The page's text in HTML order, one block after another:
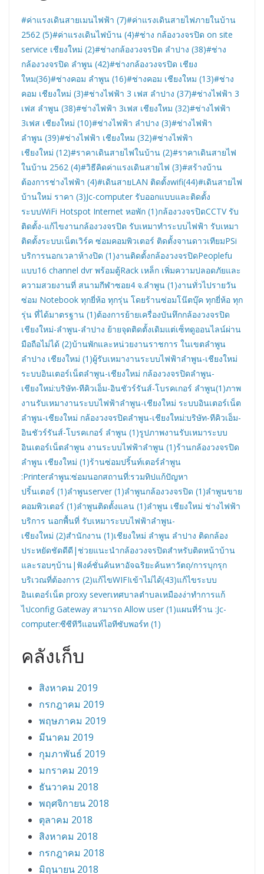
#ค่าแรงเดินสายเมนไฟฟ้า (7)#ค่าแรงเดินสายไฟภายในบ้าน
2562 (5)#ค่าแรงเดินไฟบ้าน (4)#ช่าง กล้องวงจรปิด on site
service เชียงใหม่ (2)#ช่างกล้องวงจรปิด ลำปาง (38)#ช่าง
กล้องวงจรปิด ลำพูน (42)#ช่างกล้องวงจรปิด เชียง
ใหม(36)#ช่างคอม ลำพูน (16)#ช่างคอม เชียงใหม (13)#ช่าง
คอม เชียงใหม่ (3)#ช่างไฟฟ้า 3 เฟส ลำปาง (37)#ช่างไฟฟ้า 3
เฟส ลำพูน (38)#ช่างไฟฟ้า 3เฟส เชียงใหม (32)#ช่างไฟฟ้า
3เฟส เชียงใหม่ (10)#ช่างไฟฟ้า ลำปาง (3)#ช่างไฟฟ้า
ลำพูน (39)#ช่างไฟฟ้า เชียงใหม (32)#ช่างไฟฟ้า
เชียงใหม่ (12)#ราคาเดินสายไฟในบ้าน (2)#ราคาเดินสายไฟ
ในบ้าน 2562 (4)#วิธีคิดค่าแรงเดินสายไฟ (3)#สร้างบ้าน
ต้องการช่างไฟฟ้า (4)#เดินสายLAN ติดตั้งwifi(44)#เดินสายไฟ
บ้านใหม่ ราคา (3)Jc-computer รับออกแบบและติดตั้ง
ระบบWiFi Hotspot Internet หอพัก (1)กล้องวงจรปิดCCTV รับ
ติดตั้ง-แก้ไขงานกล้องวงจรปิด รับเหมาทำระบบไฟฟ้า รับเหมา
ติดตั้งระบบเน็ตเวิร์ค ซ่อมคอมพิวเตอร์ ติดตั้งจานดาวเทียมPSi
บริการนอกเวลาห้างปิด (1)งานติดตั้งกล้องวงจรปิดPeoplefu
แบบ16 channel dvr พร้อมตู้Rack เหล็ก เพิ่มความปลอดภัยและ
ความสวยงานที่ สนามกีฬาซอย4 จ.ลำพูน (1)งานทั่วไปรายวัน
ซ่อม Notebook ทุกยี่ห้อ ทุกรุ่น โดยร้านซ่อมโน๊ตบุ๊ค ทุกยี่ห้อ ทุก
รุ่น ที่ได้มาตรฐาน (1)ต้องการย้ายเครื่องบันทึกกล้องวงจรปิด
เชียงใหม่-ลำพูน-ลำปาง ย้ายจุดติดตั้งเดิมแต่เซ็ทดูออนไลน์ผ่าน
มือถือไม่ได้ (2)บ้านพักและหน่วยงานราชการ ในเขตลำพูน
ลำปาง เชียงใหม่ (1)ผู้รับเหมางานระบบไฟฟ้าลำพูน-เชียงใหม่
ระบบอินเตอร์เน็ตลำพูน-เชียงใหม่ กล้องวงจรปิดลำพูน-
เชียงใหม่:บริษัท-ทีคิวเอ็ม-อินชัวร์รันส์-โบรคเกอร์ ลำพูน(1)ภาพ
งานรับเหมางานระบบไฟฟ้าลำพูน-เชียงใหม่ ระบบอินเตอร์เน็ต
ลำพูน-เชียงใหม่ กล้องวงจรปิดลำพูน-เชียงใหม่:บริษัท-ทีคิวเอ็ม-
อินชัวร์รันส์-โบรคเกอร์ ลำพูน (1)รูปภาพงานรับเหมาระบบ
อินเตอร์เน็ตลำพูน งานระบบไฟฟ้าลำพูน (1)ร้านกล้องวงจรปิด
ลำพูน เชียงใหม่ (1)ร้านซ่อมปริ้นท์เตอร์ลำพูน
:Printerลำพูน:ซ่อมนอกสถานที่:รวมทิปแก้ปัญหา
ปริ้นเตอร์ (1)ลำพูนserver (1)ลำพูนกล้องวงจรปิด (1)ลำพูนขาย
คอมพิวเตอร์ (1)ลำพูนติดตั้งแลน (1)ลำพูน เชียงใหม่ ช่างไฟฟ้า
บริการ นอกพื้นที่ รับเหมาระบบไฟฟ้าลำพูน-
เชียงใหม่ (2)สำนักงาน (1)เชียงใหม่ ลำพูน ลำปาง ติดกล้อง
ประหยัดชัดดีดี|ช่วยแนะนำกล้องวงจรปิดสำหรับติดหน้าบ้าน
และรอบๆบ้าน|ฟังค์ชั่นค้นหาอัจฉริยะค้นหาวัตถุ/การบุกรุก
บริเวณที่ต้องการ (2)แก้ไขWIFIเข้าไม่ได้(43)แก้ไขระบบ
อินเตอร์เน็ต proxy severเทศบาลตำบลเหมืองง่าทำการแก้
ไปconfig Gateway สามารถ Allow user (1)แผนที่ร้าน :Jc-
computer:ซีซีทีวีแอนท์ไอทีซับพอร์ท (1)
คลังเก็บ
สิงหาคม 2019
กรกฎาคม 2019
พฤษภาคม 2019
มีนาคม 2019
กุมภาพันธ์ 2019
มกราคม 2019
ธันวาคม 2018
พฤศจิกายน 2018
ตุลาคม 2018
สิงหาคม 2018
กรกฎาคม 2018
มิถุนายน 2018